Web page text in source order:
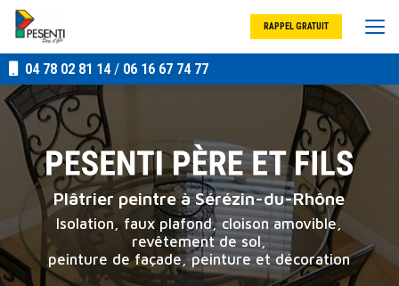
Aller
contenu
principal
04 78 02 81 14/ 06 16 67 74 77
RAPPEL GRATUIT
Plâtrier peintre à Sérézin-du-Rhône
Isolation, faux plafond, cloison amovible,
revêtement de sol,
peinture de façade, peinture et décoration